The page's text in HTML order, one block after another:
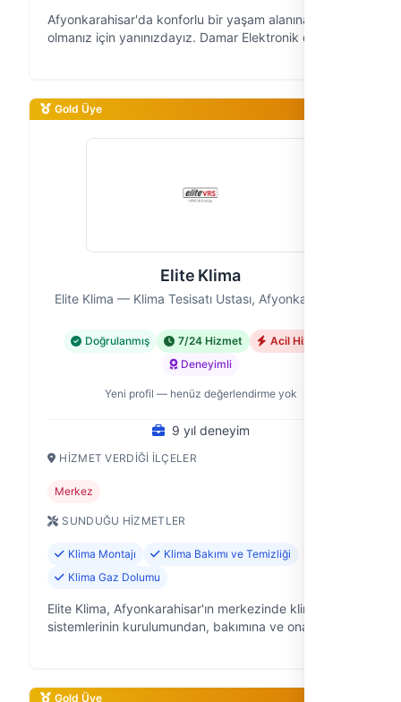
Afyonkarahisar'da konforlu bir yaşam alanına sahip
olmanız için yanınızdayız. Damar Elektronik olarak, 9
Gold Üye
Elite Klima
Elite Klima — Klima Tesisatı Ustası, Afyonkarahisar
Doğrulanmış 7/24 Hizmet
Acil Hizmet
Deneyimli
Yeni profil — henüz değerlendirme yok
9 yıl deneyim
HIZMET VERDIĞI İLÇELER
Merkez
SUNDUĞU HIZMETLER
Klima Montajı
Klima Bakımı ve Temizliği
Klima Gaz Dolumu
Elite Klima, Afyonkarahisar'ın merkezinde klima
sistemlerinin kurulumundan, bakımına ve onarımına
Gold Üye